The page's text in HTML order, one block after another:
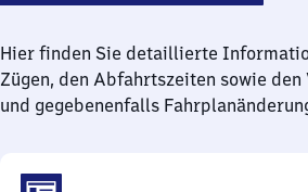
Hier finden Sie detaillierte
Zügen, den Abfahrtszeiten sowie den
und gegebenenfalls